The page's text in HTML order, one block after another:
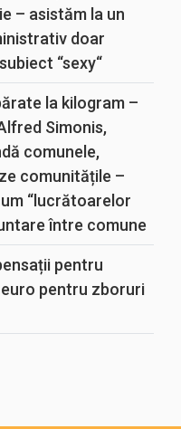
– asistăm la un
doar
“sexy“
la kilogram –
Simonis,
comunele,
comunitățile –
“lucrătoarelor
între comune
pentru
pentru zboruri